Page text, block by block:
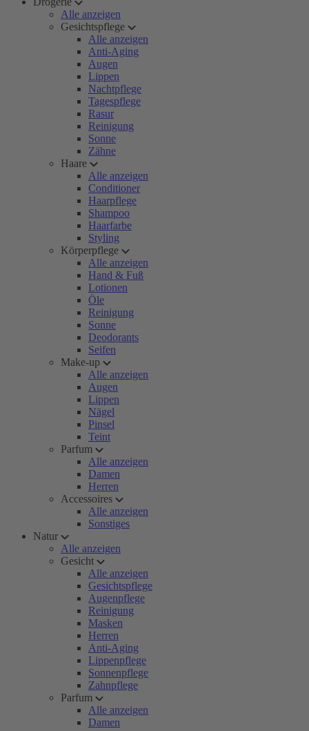
Alle anzeigen
Gesichtspflege
Alle anzeigen
Anti-Aging
Augen
Lippen
Nachtpflege
Tagespflege
Rasur
Reinigung
Sonne
Zähne
Haare
Alle anzeigen
Conditioner
Haarpflege
Shampoo
Haarfarbe
Styling
Körperpflege
Alle anzeigen
Hand & Fuß
Lotionen
Öle
Reinigung
Sonne
Deodorants
Seifen
Make-up
Alle anzeigen
Augen
Lippen
Nägel
Pinsel
Teint
Parfum
Alle anzeigen
Damen
Herren
Accessoires
Alle anzeigen
Sonstiges
Natur
Alle anzeigen
Gesicht
Alle anzeigen
Gesichtspflege
Augenpflege
Reinigung
Masken
Herren
Anti-Aging
Lippenpflege
Sonnenpflege
Zahnpflege
Parfum
Alle anzeigen
Damen